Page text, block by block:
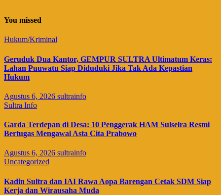
You missed
Hukum/Kriminal
Geruduk Dua Kantor, GEMPUR SULTRA Ultimatum Keras:
Lahan Puuwatu Siap Diduduki Jika Tak Ada Kepastian
Hukum
Agustus 6, 2026 sultrainfo
Sultra Info
Garda Terdepan di Desa: 10 Penggerak HAM Sulselra Resmi
Bertugas Mengawal Asta Cita Prabowo
Agustus 6, 2026 sultrainfo
Uncategorized
Kadin Sultra dan IAI Rawa Aopa Barengan Cetak SDM Siap
Kerja dan Wirausaha Muda